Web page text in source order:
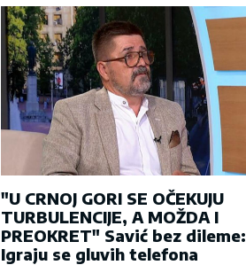
"U CRNOJ GORI SE OČEKUJU
TURBULENCIJE, A MOŽDA I
PREOKRET" Savić bez dileme:
Igraju se gluvih telefona